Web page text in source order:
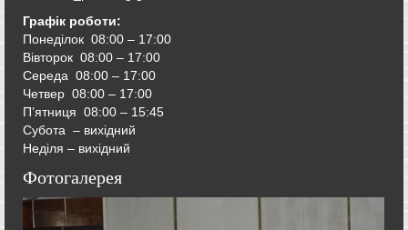
Графік роботи:
Понеділок 08:00 – 17:00
Вівторок 08:00 – 17:00
Середа 08:00 – 17:00
Четвер 08:00 – 17:00
П’ятниця 08:00 – 15:45
Субота – вихідний
Неділя – вихідний
Фотогалерея